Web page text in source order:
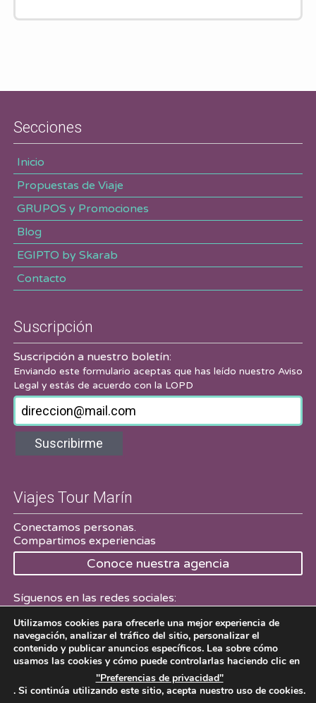
Secciones
Inicio
Propuestas de Viaje
GRUPOS y Promociones
Blog
EGIPTO by Skarab
Contacto
Suscripción
Suscripción a nuestro boletín:
Enviando este formulario aceptas que has leído nuestro Aviso
Legal y estás de acuerdo con la LOPD
Suscribirme
Viajes Tour Marín
Conectamos personas.
Compartimos experiencias
Conoce nuestra agencia
Síguenos en las redes sociales:
Facebook Twitter
Viajes Tour Marín 2016 Aviso Legal
Utilizamos cookies para ofrecerle una mejor experiencia de
navegación, analizar el tráfico del sitio, personalizar el
contenido y publicar anuncios específicos. Lea sobre cómo
usamos las cookies y cómo puede controlarlas haciendo clic en
"Preferencias de privacidad"
. Si continúa utilizando este sitio, acepta nuestro uso de cookies.